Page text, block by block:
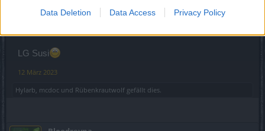
Data Deletion Data Access Privacy Policy
´s abwarten und Tee trinken...
vorzugsweise ´nen grünen. Soll eine beruhigende Wirkung
LG Susi
12 März 2023
Hylarb mcdoc und Rübenkrautwolf gefällt dies.